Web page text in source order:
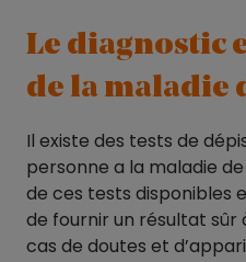
Le diagnostic
de la maladie
Il existe des tests de
personne a la maladie
de ces tests disponibles
de fournir un résultat sûr
cas de doutes et